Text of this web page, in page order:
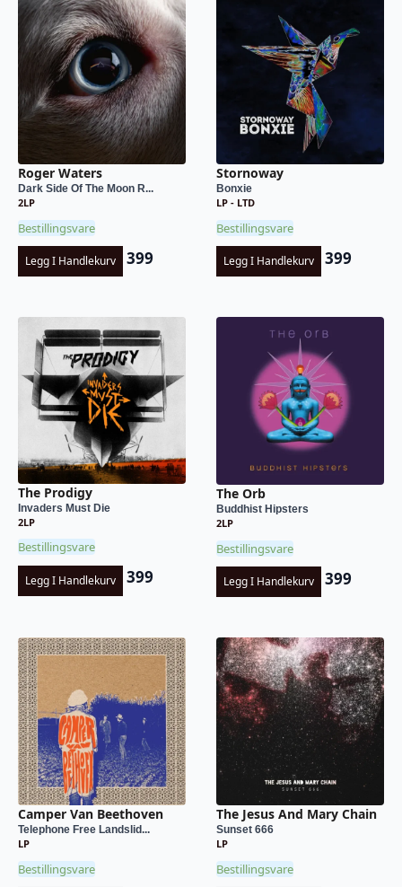
Roger Waters
Dark Side Of The Moon R...
2LP
Bestillingsvare
Legg I Handlekurv 399
Stornoway
Bonxie
LP - LTD
Bestillingsvare
Legg I Handlekurv 399
The Prodigy
Invaders Must Die
2LP
Bestillingsvare
Legg I Handlekurv 399
The Orb
Buddhist Hipsters
2LP
Bestillingsvare
Legg I Handlekurv 399
Camper Van Beethoven
Telephone Free Landslid...
LP
Bestillingsvare
The Jesus And Mary Chain
Sunset 666
LP
Bestillingsvare